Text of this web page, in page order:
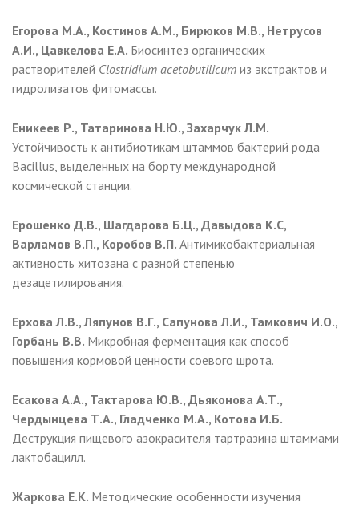
Егорова М.А., Костинов А.М., Бирюков М.В., Нетрусов
А.И., Цавкелова Е.А. Биосинтез органических
растворителей Clostridium acetobutilicum из экстрактов и
гидролизатов фитомассы.
Еникеев Р., Татаринова Н.Ю., Захарчук Л.М.
Устойчивость к антибиотикам штаммов бактерий рода
Bacillus, выделенных на борту международной
космической станции.
Ерошенко Д.В., Шагдарова Б.Ц., Давыдова К.С,
Варламов В.П., Коробов В.П. Антимикобактериальная
активность хитозана с разной степенью
дезацетилирования.
Ерхова Л.В., Ляпунов В.Г., Сапунова Л.И., Тамкович И.О.,
Горбань В.В. Микробная ферментация как способ
повышения кормовой ценности соевого шрота.
Есакова А.А., Тактарова Ю.В., Дьяконова А.Т.,
Чердынцева Т.А., Гладченко М.А., Котова И.Б.
Деструкция пищевого азокрасителя тартразина штаммами
лактобацилл.
Жаркова Е.К. Методические особенности изучения